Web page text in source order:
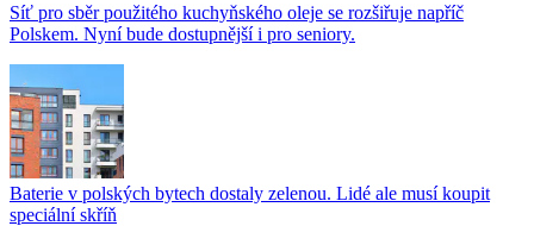
Síť pro sběr použitého kuchyňského oleje se rozšiřuje napříč
Polskem. Nyní bude dostupnější i pro seniory.
Baterie v polských bytech dostaly zelenou. Lidé ale musí koupit
speciální skříň